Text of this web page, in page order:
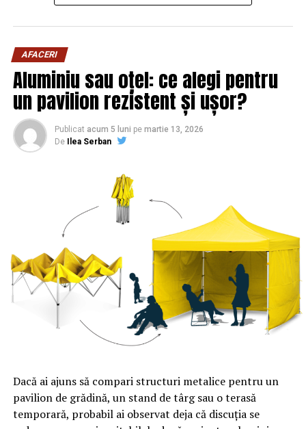
AFACERI
Aluminiu sau oțel: ce alegi pentru
un pavilion rezistent și ușor?
Publicat acum 5 luni pe martie 13, 2026
De
Ilea Serban
Dacă ai ajuns să compari structuri metalice pentru un
pavilion de grădină, un stand de târg sau o terasă
temporară, probabil ai observat deja că discuția se